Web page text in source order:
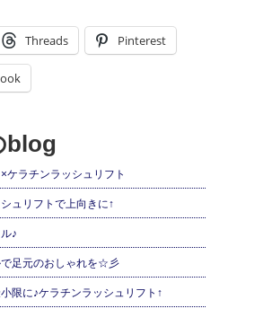
Threads Pinterest
blog
ケラチンラッシュリフト
ュリフトで上向きに↑
♪
足元のおしゃれを☆彡
限に♪ケラチンラッシュリフト↑